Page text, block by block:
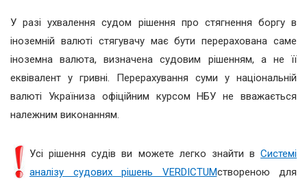
У разі ухвалення судом рішення про стягнення боргу в
іноземній валюті стягувачу має бути перерахована саме
іноземна валюта, визначена судовим рішенням, а не її
еквівалент у гривні. Перерахування суми у національній
валюті Україниза офіційним курсом НБУ не вважається
належним виконанням.
Усі рішення судів ви можете легко знайти в Системі
аналізу судових рішень VERDICTUMствореною для